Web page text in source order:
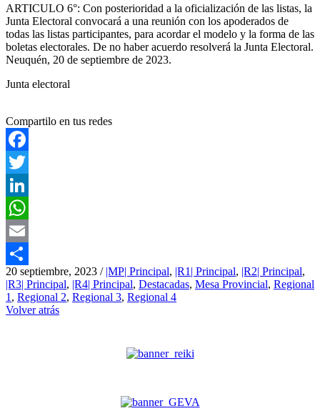
ARTICULO 6°: Con posterioridad a la oficialización de las listas, la
Junta Electoral convocará a una reunión con los apoderados de
todas las listas participantes, para acordar el modelo y la forma de las
boletas electorales. De no haber acuerdo resolverá la Junta Electoral.
Neuquén, 20 de septiembre de 2023.
Junta electoral
Compartilo en tus redes
Facebook
Twitter
LinkedIn
WhatsApp
Email
Compartir
20 septiembre, 2023 / |MP| Principal, |R1| Principal, |R2| Principal,
|R3| Principal, |R4| Principal, Destacadas, Mesa Provincial, Regional
1 , Regional 2, Regional 3, Regional 4
Volver atrás